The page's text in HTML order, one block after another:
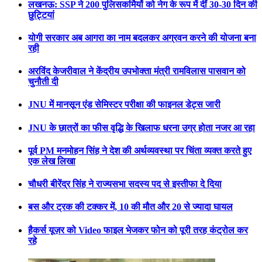
लखनऊ: SSP ने 200 पुलिसकर्मियों को नेग के रूप में दीं 30-30 दिन की
छुट्टियां
योगी सरकार अब आगरा का नाम बदलकर अग्रवन करने की योजना बना
रही
अरविंद केजरीवाल ने केंद्रीय उपभोक्ता मंत्री रामविलास पासवान को
चुनौती दी
JNU में मानसून एंड सेमिस्टर परीक्षा की फाइनल डेट्स जारी
JNU के छात्रों का फीस वृद्धि के खिलाफ धरना उग्र होता नजर आ रहा
पूर्व PM मनमोहन सिंह ने देश की अर्थव्यवस्था पर चिंता व्यक्त करते हुए
एक लेख लिखा
चौधरी बीरेंद्र सिंह ने राज्यसभा सदस्य पद से इस्तीफा दे दिया
बस और ट्रक की टक्कर में, 10 की मौत और 20 से ज्यादा घायल
हैकर्स यूज़र को Video फाइल भेजकर फोन को पूरी तरह कंट्रोल कर
रहे